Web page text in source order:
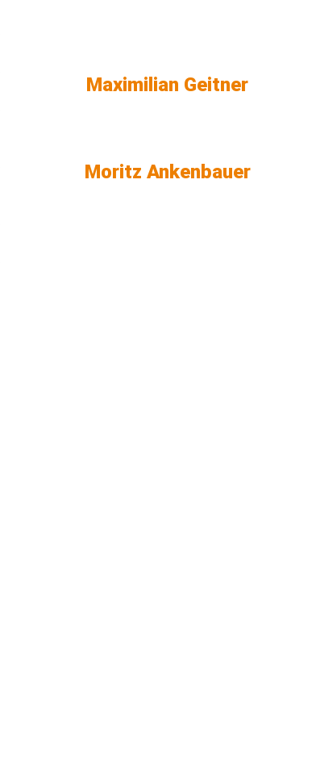
Maximilian Geitner
Moritz Ankenbauer